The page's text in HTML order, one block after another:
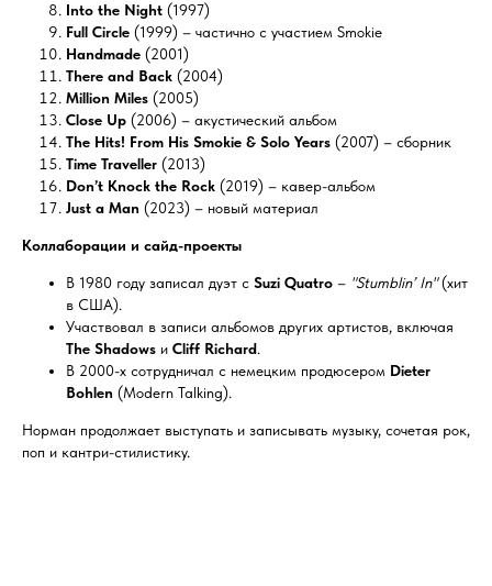
Into the Night (1997)
Full Circle (1999) – частично с участием Smokie
Handmade (2001)
There and Back (2004)
Million Miles (2005)
Close Up (2006) – акустический альбом
The Hits! From His Smokie & Solo Years (2007) – сборник
Time Traveller (2013)
Don’t Knock the Rock (2019) – кавер-альбом
Just a Man (2023) – новый материал
Коллаборации и сайд-проекты
В 1980 году записал дуэт с Suzi Quatro – "Stumblin’ In"(хит
в США).
Участвовал в записи альбомов других артистов, включая
The Shadows и Cliff Richard.
В 2000-х сотрудничал с немецким продюсером Dieter
Bohlen (Modern Talking).
Норман продолжает выступать и записывать музыку, сочетая рок,
поп и кантри-стилистику.